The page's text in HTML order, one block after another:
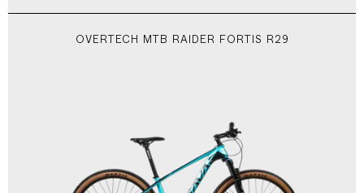
OVERTECH MTB RAIDER FORTIS R29